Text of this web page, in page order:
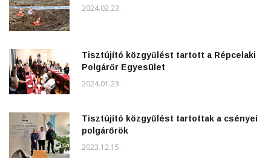
2024.02.23.
Tisztújító közgyűlést tartott a Répcelaki
Polgárőr Egyesület
2024.01.23.
Tisztújító közgyűlést tartottak a csényei
polgárőrök
2023.12.15.